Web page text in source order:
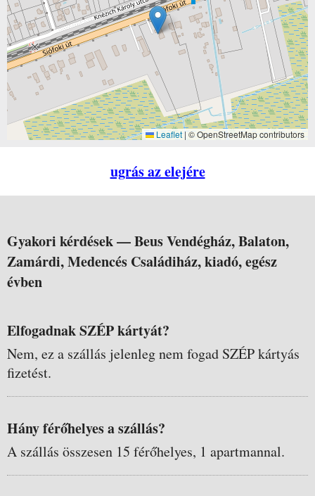
Leaflet|© OpenStreetMap contributors
ugrás az elejére
Gyakori kérdések —Beus Vendégház, Balaton,
Zamárdi, Medencés Családiház, kiadó, egész
évben
Elfogadnak SZÉP kártyát?
Nem, ez a szállás jelenleg nem fogad SZÉP kártyás
fizetést.
Hány férőhelyes a szállás?
A szállás összesen 15 férőhelyes, 1 apartmannal.